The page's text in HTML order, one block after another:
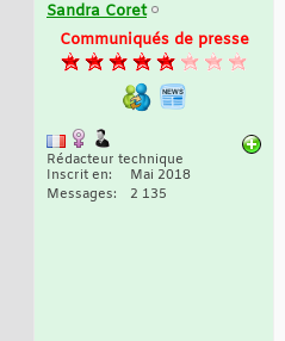
Sandra Coret
Communiqués de presse
Rédacteur technique
Inscrit en
Mai 2018
Messages
2 135